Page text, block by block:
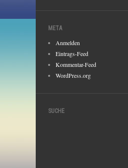
META
Anmelden
Eintrags-Feed
Kommentar-Feed
WordPress.org
SUCHE